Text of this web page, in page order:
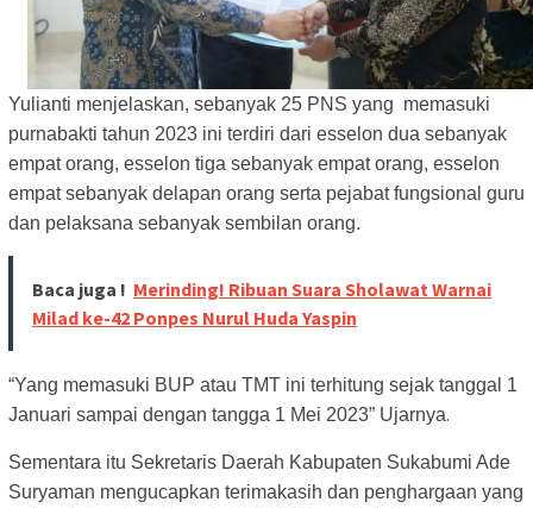
Yulianti menjelaskan, sebanyak 25 PNS yang memasuki
purnabakti tahun 2023 ini terdiri dari esselon dua sebanyak
empat orang, esselon tiga sebanyak empat orang, esselon
empat sebanyak delapan orang serta pejabat fungsional guru
dan pelaksana sebanyak sembilan orang.
Baca juga ! Merinding! Ribuan Suara Sholawat Warnai
Milad ke-42 Ponpes Nurul Huda Yaspin
“Yang memasuki BUP atau TMT ini terhitung sejak tanggal 1
Januari sampai dengan tangga 1 Mei 2023” Ujarnya.
Sementara itu Sekretaris Daerah Kabupaten Sukabumi Ade
Suryaman mengucapkan terimakasih dan penghargaan yang